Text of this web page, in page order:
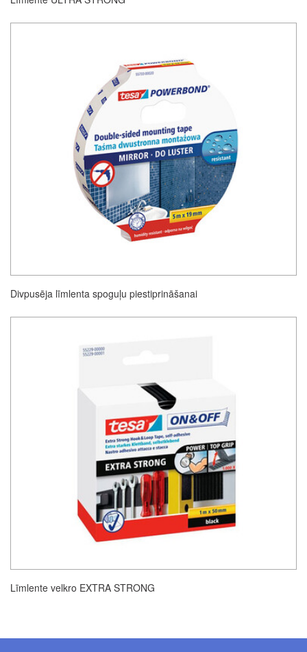
Divpusēja līmlenta spoguļu piestiprināšanai
Līmlente velkro EXTRA STRONG